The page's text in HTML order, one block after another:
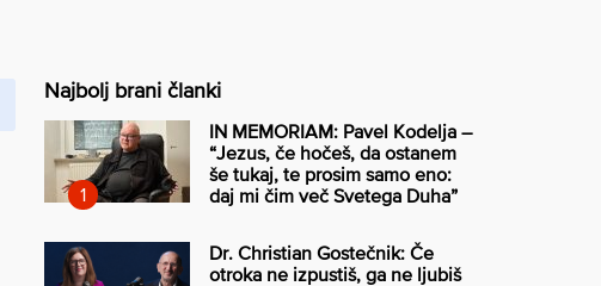
Najbolj brani članki
IN MEMORIAM: Pavel Kodelja –
“Jezus, če hočeš, da ostanem
še tukaj, te prosim samo eno:
daj mi čim več Svetega Duha”
Dr. Christian Gostečnik: Če
otroka ne izpustiš, ga ne ljubiš